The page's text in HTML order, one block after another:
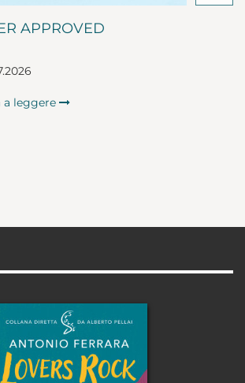
APPROVED
a leggere